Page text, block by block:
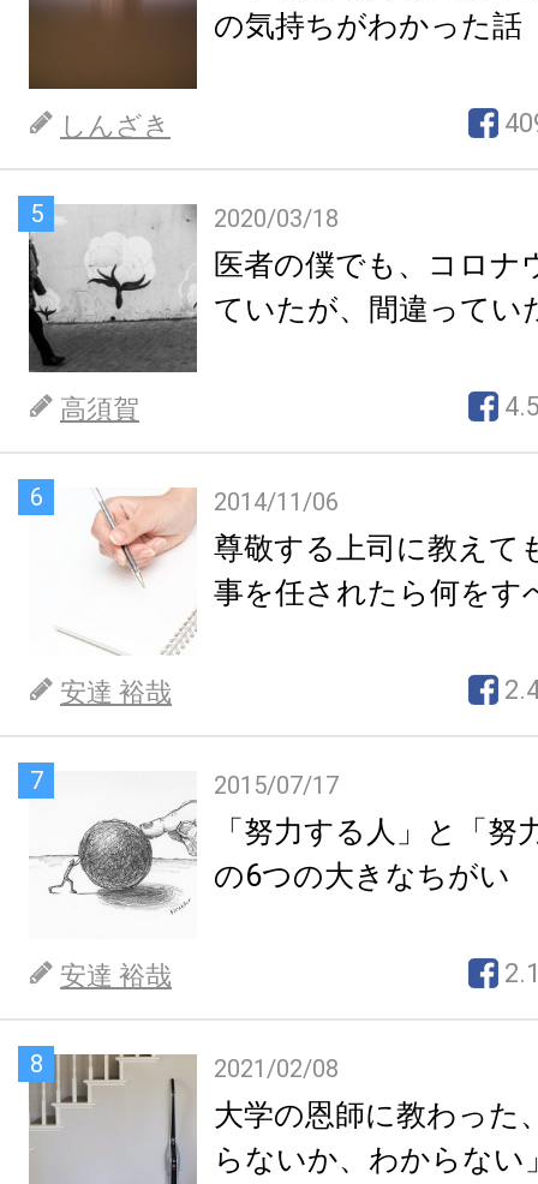
の気持ちがわかった話
しんざき
5 2020/03/18
医者の僕でも、コロナ
ていたが、間違ってい
高須賀
6 2014/11/06
尊敬する上司に教えて
事を任されたら何をす
安達 裕哉
7 2015/07/17
「努力する人」と「努
の6つの大きなちがい
安達 裕哉
8 2021/02/08
大学の恩師に教わった
らないか、わからない